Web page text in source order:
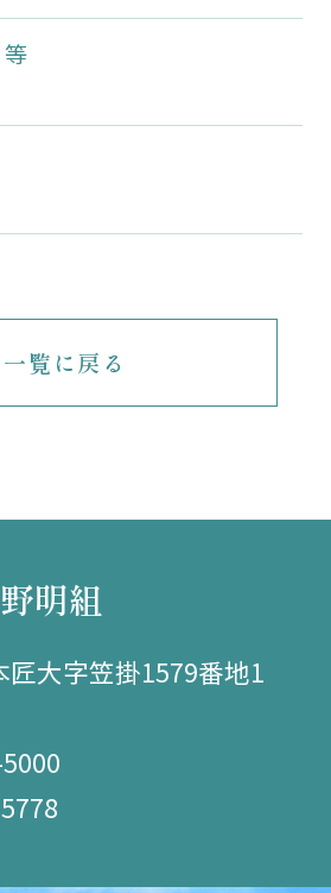
一覧に戻る
明組
大字笠掛1579番地1